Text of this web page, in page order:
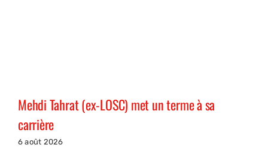
Mehdi Tahrat (ex-LOSC) met un terme à sa
carrière
6 août 2026